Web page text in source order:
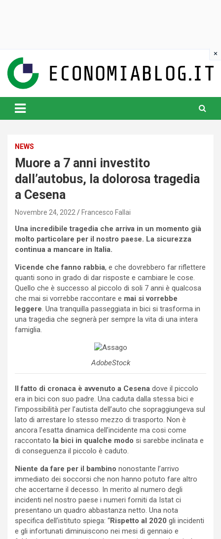
content
www.economiablog.it
NEWS
Muore a 7 anni investito
dall’autobus, la dolorosa tragedia
a Cesena
Novembre 24, 2022 Francesco Fallai
Una incredibile tragedia che arriva in un momento già
molto particolare per il nostro paese. La sicurezza
continua a mancare in Italia.
Vicende che fanno rabbia, e che dovrebbero far riflettere
quanti sono in grado di dar risposte e cambiare le cose.
Quello che è successo al piccolo di soli 7 anni è qualcosa
che mai si vorrebbe raccontare e mai si vorrebbe
leggere. Una tranquilla passeggiata in bici si trasforma in
una tragedia che segnerà per sempre la vita di una intera
famiglia.
AdobeStock
Il fatto di cronaca è avvenuto a Cesena dove il piccolo
era in bici con suo padre. Una caduta dalla stessa bici e
l’impossibilità per l’autista dell’auto che sopraggiungeva sul
lato di arrestare lo stesso mezzo di trasporto. Non è
ancora l’esatta dinamica dell’incidente ma cosi come
raccontato la bici in qualche modo si sarebbe inclinata e
di conseguenza il piccolo è caduto.
Niente da fare per il bambino nonostante l’arrivo
immediato dei soccorsi che non hanno potuto fare altro
che accertarne il decesso. In merito al numero degli
incidenti nel nostro paese i numeri forniti da Istat ci
presentano un quadro abbastanza netto. Una nota
specifica dell’istituto spiega: “Rispetto al 2020 gli incidenti
e gli infortunati diminuiscono nei mesi di gennaio e